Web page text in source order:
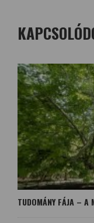
TUDOMÁNY FÁJA – A